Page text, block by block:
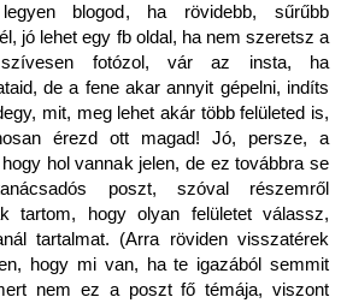
blogod, ha rövidebb, sűrűbb
jó lehet egy fb oldal, ha nem szeretsz a
fotózol, vár az insta, ha
de a fene akar annyit gépelni, indíts
mit, meg lehet akár több felületed is,
érezd ott magad! Jó, persze, a
hol vannak jelen, de ez továbbra se
poszt, szóval részemről
tartom, hogy olyan felületet válassz,
tartalmat. (Arra röviden visszatérek
hogy mi van, ha te igazából semmit
nem ez a poszt fő témája, viszont